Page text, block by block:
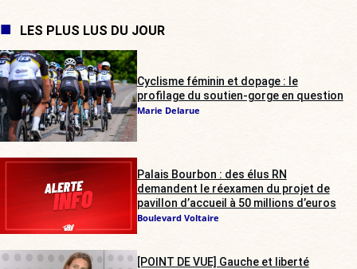
LES PLUS LUS DU JOUR
Cyclisme féminin et dopage : le
profilage du soutien-gorge en question
Marie Delarue
Palais Bourbon : des élus RN
demandent le réexamen du projet de
pavillon d’accueil à 50 millions d’euros
Boulevard Voltaire
[POINT DE VUE] Gauche et liberté